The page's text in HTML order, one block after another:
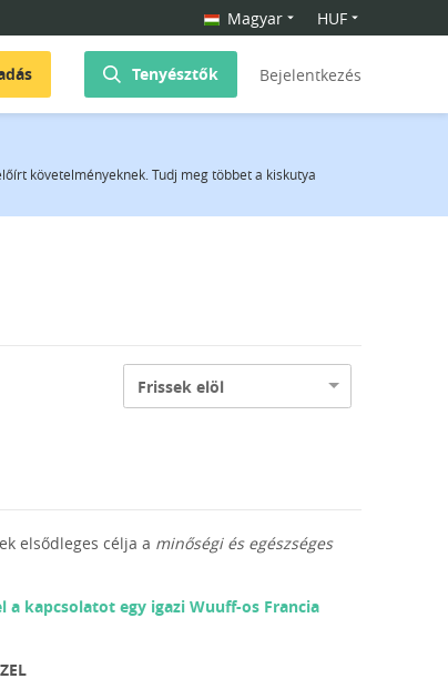
Magyar HUF
Tenyésztők Bejelentkezés
követelményeknek. Tudj meg többet a kiskutya
Frissek elöl
elsődleges célja a minőségi és egészséges
a kapcsolatot egy igazi Wuuff-os Francia